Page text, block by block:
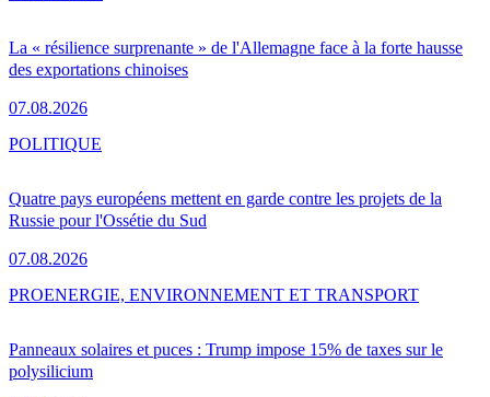
La « résilience surprenante » de l'Allemagne face à la forte hausse
des exportations chinoises
07.08.2026
Quatre pays européens mettent en garde contre les projets de la
Russie pour l'Ossétie du Sud
07.08.2026
POLITIQUE
Panneaux solaires et puces : Trump impose 15% de taxes sur le
polysilicium
PROENERGIE, ENVIRONNEMENT ET TRANSPORT